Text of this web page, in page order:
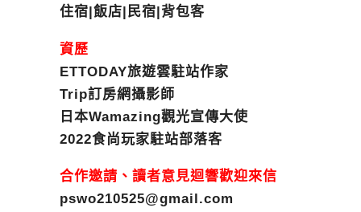
住宿|飯店|民宿|背包客
資歷
ETTODAY旅遊雲駐站作家
Trip訂房網攝影師
日本Wamazing觀光宣傳大使
2022食尚玩家駐站部落客
合作邀請、讀者意見迴響歡迎來信
pswo210525@gmail.com